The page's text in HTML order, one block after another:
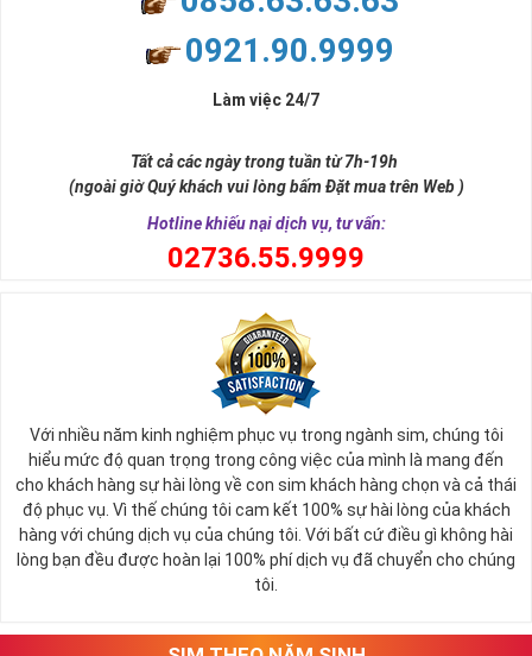
Chắc hẳn nhiều người chúng ta ở đây đều biết rằng sim lục quý 8
không chỉ đẹp về hình thức mà còn đẹp về mặt ý nghĩa. Ý nghĩa
này bắt nguồn từ ý nghĩa của số 8 - con số đẹp được lòng nhiều
từ "Phát". Chữ Phát trong phát tài, phát lộc, phát công danh. Hay
nói cách khác thì số 8 cũng là con số biểu tượng cho thần tài ban
Sim Lục Quý 8 Có Ý Nghĩa Gì?
Với những người có mệnh hợp với con số 8 này thường thì họ sẽ
vào quá trình làm việc, họ luôn biết giữ kỷ luật, có cá tính và ý chí
0921.90.9999
Làm việc 24/7
Tất cả các ngày trong tuần từ 7h-19h
(ngoài giờ Quý khách vui lòng bấm Đặt mua trên Web )
Hotline khiếu nại dịch vụ, tư vấn:
02736.55.9999
Với nhiều năm kinh nghiệm phục vụ trong ngành sim, chúng tôi
hiểu mức độ quan trọng trong công việc của mình là mang đến
cho khách hàng sự hài lòng về con sim khách hàng chọn và cả thái
độ phục vụ. Vì thế chúng tôi cam kết 100% sự hài lòng của khách
hàng với chúng dịch vụ của chúng tôi. Với bất cứ điều gì không hài
lòng bạn đều được hoàn lại 100% phí dịch vụ đã chuyển cho chúng
tôi.